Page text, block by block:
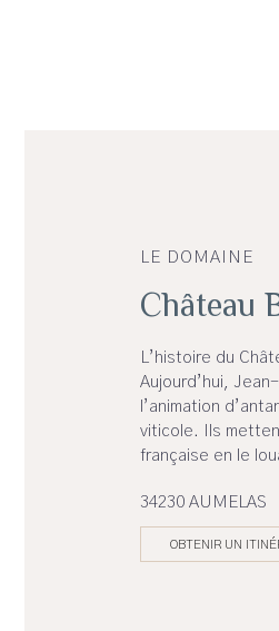
LE DOMAINE
Château
L’histoire du
Aujourd’hui,
l’animation
viticole. Ils
française en le
34230 AUMELAS
OBTENIR UN